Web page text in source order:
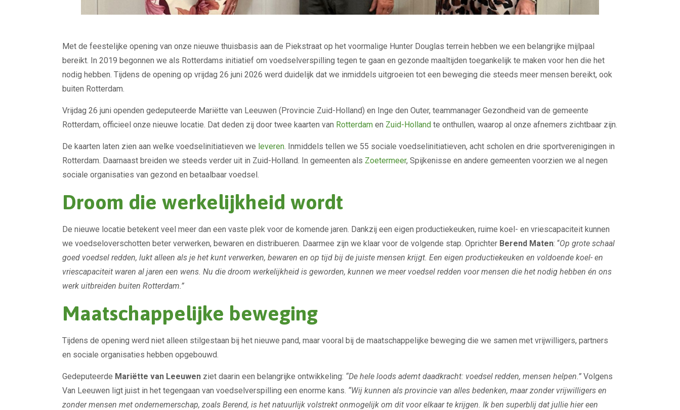
Met de feestelijke opening van onze nieuwe thuisbasis aan de Piekstraat op het voormalige Hunter Douglas terrein hebben we een belangrijke mijlpaal
bereikt. In 2019 begonnen we als Rotterdams initiatief om voedselverspilling tegen te gaan en gezonde maaltijden toegankelijk te maken voor hen die het
nodig hebben. Tijdens de opening op vrijdag 26 juni 2026 werd duidelijk dat we inmiddels uitgroeien tot een beweging die steeds meer mensen bereikt, ook
buiten Rotterdam.
Vrijdag 26 juni openden gedeputeerde Mariëtte van Leeuwen (Provincie Zuid-Holland) en Inge den Outer, teammanager Gezondheid van de gemeente
Rotterdam, officieel onze nieuwe locatie. Dat deden zij door twee kaarten van Rotterdam en Zuid-Hollandte onthullen, waarop al onze afnemers zichtbaar zijn.
De kaarten laten zien aan welke voedselinitiatieven we leveren. Inmiddels tellen we 55 sociale voedselinitiatieven, acht scholen en drie sportverenigingen in
Rotterdam. Daarnaast breiden we steeds verder uit in Zuid-Holland. In gemeenten als Zoetermeer, Spijkenisse en andere gemeenten voorzien we al negen
sociale organisaties van gezond en betaalbaar voedsel.
Droom die werkelijkheid wordt
De nieuwe locatie betekent veel meer dan een vaste plek voor de komende jaren. Dankzij een eigen productiekeuken, ruime koel- en vriescapaciteit kunnen
we voedseloverschotten beter verwerken, bewaren en distribueren. Daarmee zijn we klaar voor de volgende stap. Oprichter Berend Maten: “Op grote schaal
goed voedsel redden, lukt alleen als je het kunt verwerken, bewaren en op tijd bij de juiste mensen krijgt. Een eigen productiekeuken en voldoende koel- en
vriescapaciteit waren al jaren een wens. Nu die droom werkelijkheid is geworden, kunnen we meer voedsel redden voor mensen die het nodig hebben én ons
werk uitbreiden buiten Rotterdam.”
Maatschappelijke beweging
Tijdens de opening werd niet alleen stilgestaan bij het nieuwe pand, maar vooral bij de maatschappelijke beweging die we samen met vrijwilligers, partners
en sociale organisaties hebben opgebouwd.
Gedeputeerde Mariëtte van Leeuwen ziet daarin een belangrijke ontwikkeling: “De hele loods ademt daadkracht: voedsel redden, mensen helpen.” Volgens
Van Leeuwen ligt juist in het tegengaan van voedselverspilling een enorme kans. “Wij kunnen als provincie van alles bedenken, maar zonder vrijwilligers en
zonder mensen met ondernemerschap, zoals Berend, is het natuurlijk volstrekt onmogelijk om dit voor elkaar te krijgen. Ik ben superblij dat jullie hier een